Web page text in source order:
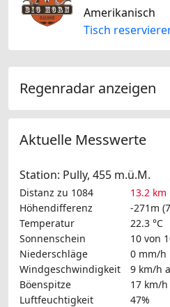
Amerikanisch
Tisch
Regenradar anzeigen
Aktuelle Messwerte
Station: Pully, 455 m.ü.M.
Distanz zu 1084
13.2 km
Höhendifferenz
-271m
Temperatur
22.3 °C
Sonnenschein
10 von
Niederschläge
0 mm/h
Windgeschwindigkeit
9 km/h
Böenspitze
17 km/h
Luftfeuchtigkeit
47%